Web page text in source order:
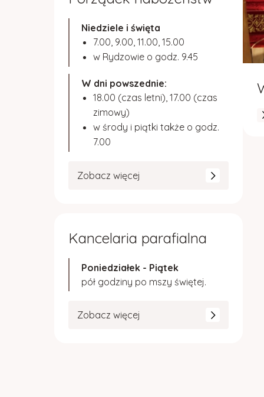
Niedziele i święta
7.00, 9.00, 11.00, 15.00
w Rydzowie o godz. 9.45
W dni powszednie:
18.00 (czas letni), 17.00 (czas
zimowy)
w środy i piątki także o godz.
7.00
Zobacz więcej
Kancelaria parafialna
Poniedziałek - Piątek
pół godziny po mszy świętej.
Zobacz więcej